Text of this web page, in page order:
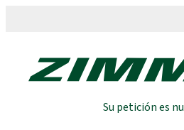
Su petición es